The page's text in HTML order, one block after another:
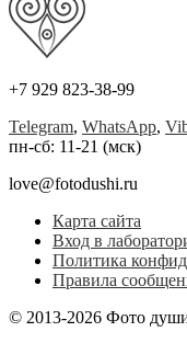
+7 929 823-38-99
Telegram, WhatsApp,
пн-сб: 11-21 (мск)
love@fotodushi.ru
Карта сайта
Вход в
Политика
Правила
© 2013-2026 Фото